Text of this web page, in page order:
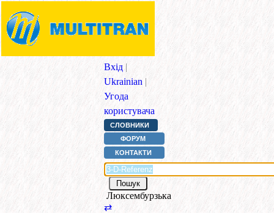
Вхід |
Ukrainian |
Угода
користувача
СЛОВНИКИ
ФОРУМ
КОНТАКТИ
Люксембурзька
⇄